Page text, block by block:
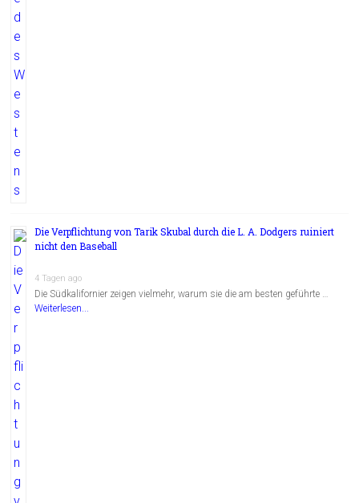
Die Verpflichtung von Tarik Skubal durch die L. A. Dodgers ruiniert
nicht den Baseball
4 Tagen ago
Die Südkalifornier zeigen vielmehr, warum sie die am besten geführte …
Weiterlesen...